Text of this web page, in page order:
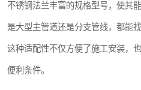
不锈钢法兰丰富的规格型号，使其
是大型主管道还是分支管线，都能
这种适配性不仅方便了施工安装，
便利条件。